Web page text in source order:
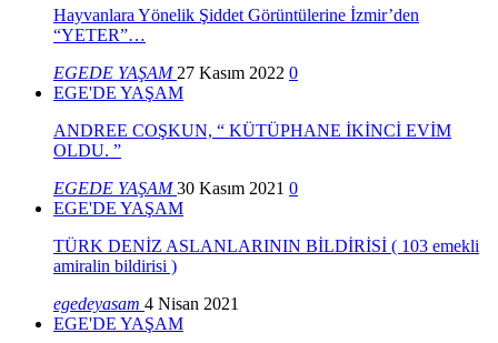
Hayvanlara Yönelik Şiddet Görüntülerine İzmir’den
“YETER”…
EGEDE YAŞAM 27 Kasım 2022 0
EGE'DE YAŞAM
ANDREE COŞKUN, “ KÜTÜPHANE İKİNCİ EVİM
OLDU. ”
EGEDE YAŞAM30 Kasım 2021 0
EGE'DE YAŞAM
TÜRK DENİZ ASLANLARININ BİLDİRİSİ ( 103 emekli
amiralin bildirisi )
egedeyasam 4 Nisan 2021
EGE'DE YAŞAM